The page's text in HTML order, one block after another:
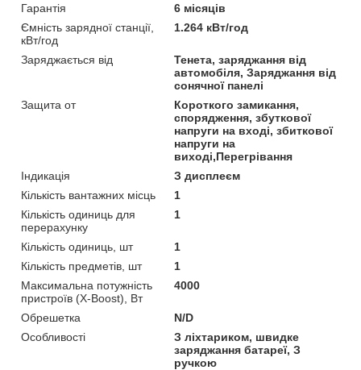
Гарантія
6 місяців
Ємність зарядної станції,
кВт/год
1.264 кВт/год
Заряджається від
Тенета, заряджання від
автомобіля, Заряджання від
сонячної панелі
Защита от
Короткого замикання,
спорядження, збуткової
напруги на вході, збиткової
напруги на
виході,Перегрівання
Індикація
З дисплеєм
Кількість вантажних місць
1
Кількість одиниць для
перерахунку
1
Кількість одиниць, шт
1
Кількість предметів, шт
1
Максимальна потужність
пристроїв (X-Boost), Вт
4000
Обрешетка
N/D
Особливості
З ліхтариком, швидке
заряджання батареї, З
ручкою